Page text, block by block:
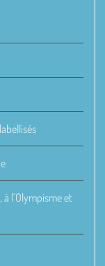
l’Olympisme et